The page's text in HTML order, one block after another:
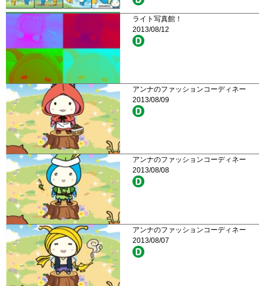
ライト写真館！
2013/08/12
アンナのファッションコーディネー
2013/08/09
アンナのファッションコーディネー
2013/08/08
アンナのファッションコーディネー
2013/08/07